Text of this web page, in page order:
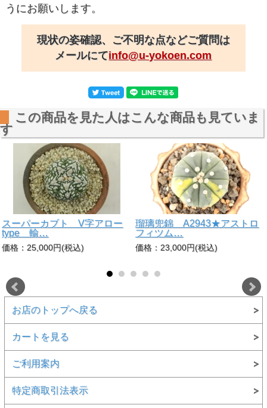
うにお願いします。
現状の姿確認、ご不明な点などご質問は
メールにてinfo@u-yokoen.com
この商品を見た人はこんな商品も見ていま
す
スーパーカブト V字アロー
type 輸…
価格：25,000円(税込)
瑠璃兜錦 A2943★アストロ
フィツム…
価格：23,000円(税込)
お店のトップへ戻る
カートを見る
ご利用案内
特定商取引法表示